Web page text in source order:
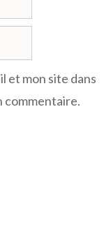
et mon site dans
commentaire.